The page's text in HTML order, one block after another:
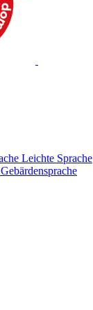
Leichte Sprache
Gebärdensprache